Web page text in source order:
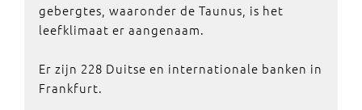
gebergtes, waaronder de Taunus, is het
leefklimaat er aangenaam.
Er zijn 228 Duitse en internationale banken in
Frankfurt.